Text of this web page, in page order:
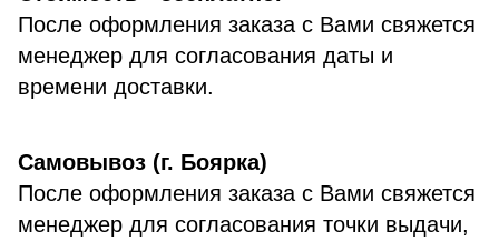
После оформления заказа с Вами свяжется
менеджер для согласования даты и
времени доставки.
Самовывоз (г. Боярка)
После оформления заказа с Вами свяжется
менеджер для согласования точки выдачи,